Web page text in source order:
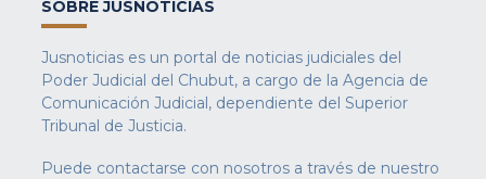
SOBRE JUSNOTICIAS
Jusnoticias es un portal de noticias judiciales del
Poder Judicial del Chubut, a cargo de la Agencia de
Comunicación Judicial, dependiente del Superior
Tribunal de Justicia.
Puede contactarse con nosotros a través de nuestro